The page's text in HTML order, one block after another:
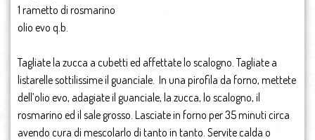
1 rametto di rosmarino
olio evo q.b.
Tagliate la zucca a cubetti ed affettate lo scalogno. Tagliate a
listarelle sottilissime il guanciale. In una pirofila da forno, mettete
dell’olio evo, adagiate il guanciale, la zucca, lo scalogno, il
rosmarino ed il sale grosso. Lasciate in forno per 35 minuti circa
avendo cura di mescolarlo di tanto in tanto. Servite calda o